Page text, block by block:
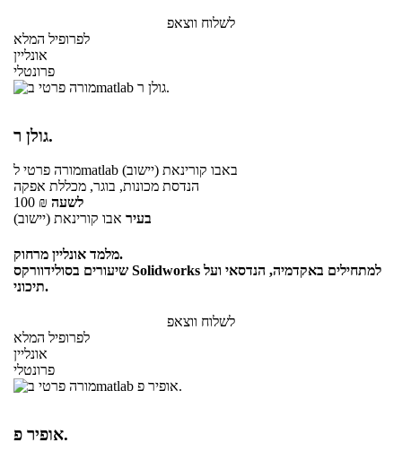
לשלוח ווצאפ
לפרופיל המלא
אונליין
פרונטלי
גולן ר.
מורה פרטילmatlab באבו קורינאת (יישוב)
הנדסת מכונות, בוגר, מכללת אפקה
100 ₪ לשעה
בעיר אבו קורינאת (יישוב)
מלמד אונליין מרחוק.
שיעורים בסולידוורקס Solidworks למתחילים באקדמיה, הנדסאי ועל
תיכוני.
לשלוח ווצאפ
לפרופיל המלא
אונליין
פרונטלי
אופיר פ.